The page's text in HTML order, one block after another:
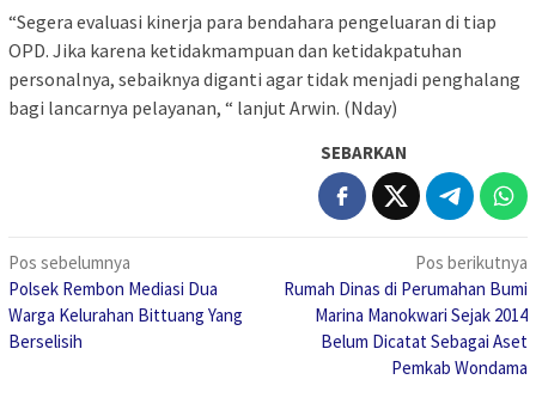
“Segera evaluasi kinerja para bendahara pengeluaran di tiap
OPD. Jika karena ketidakmampuan dan ketidakpatuhan
personalnya, sebaiknya diganti agar tidak menjadi penghalang
bagi lancarnya pelayanan, “ lanjut Arwin. (Nday)
SEBARKAN
Navigasi
pos
Pos sebelumnya
Polsek Rembon Mediasi Dua
Warga Kelurahan Bittuang Yang
Berselisih
Pos berikutnya
Rumah Dinas di Perumahan Bumi
Marina Manokwari Sejak 2014
Belum Dicatat Sebagai Aset
Pemkab Wondama